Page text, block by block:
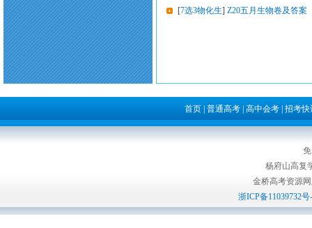
[7选3物化生] Z20五月生物卷及答案
首页 普通高考 高中会考 招考快
杨府山高
金桥高考资源
浙ICP备11039732号